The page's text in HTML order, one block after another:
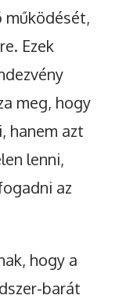
működését,
Ezek
meg, hogy
hanem azt
lenni,
az
hogy a
barát